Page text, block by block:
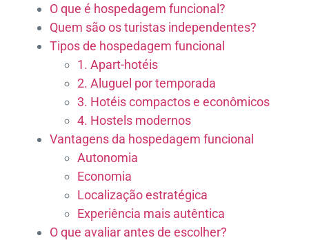
O que é hospedagem funcional?
Quem são os turistas independentes?
Tipos de hospedagem funcional
1. Apart-hotéis
2. Aluguel por temporada
3. Hotéis compactos e econômicos
4. Hostels modernos
Vantagens da hospedagem funcional
Autonomia
Economia
Localização estratégica
Experiência mais autêntica
O que avaliar antes de escolher?